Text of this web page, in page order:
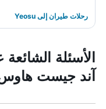
رحلات طيران إلى Yeosu
الأسئلة
آند جيست